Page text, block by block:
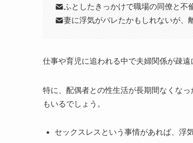
ふとしたきっかけで職場の同僚と不
妻に浮気がバレたかもしれないが、
仕事や育児に追われる中で夫婦関係が疎
特に、配偶者との性生活が長期間なくな
もいるでしょう。
セックスレスという事情があれば、浮